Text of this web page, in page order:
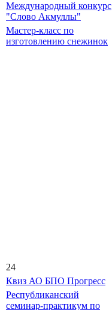
Международный конкурс
"Слово Акмуллы"
Мастер-класс по
изготовлению снежинок
24
Квиз АО БПО Прогресс
Республиканский
семинар-практикум по